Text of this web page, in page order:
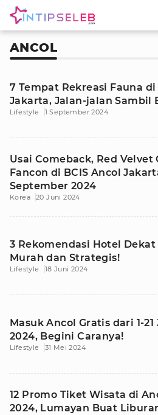
ANCOL
7 Tempat Rekreasi Fauna di
Jakarta, Jalan-jalan Sambil
Lifestyle 1 September 2024
Usai Comeback, Red Velvet
Fancon di BCIS Ancol
September 2024
Korea 20 Juni 2024
3 Rekomendasi Hotel Dekat
Murah dan Strategis!
Lifestyle 18 Juni 2024
Masuk Ancol Gratis dari 1-21
2024, Begini Caranya!
Lifestyle 31 Mei 2024
12 Promo Tiket Wisata di
2024, Lumayan Buat